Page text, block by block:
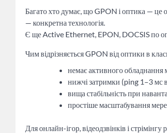
Багато хто думає, що GPON і оптика —
— конкретна технологія.
Є ще Active Ethernet, EPON, DOCSIS по
Чим відрізняється GPON від оптики в
немає активного обладнання
нижчі затримки (ping 1–3 мс
вища стабільність при
простіше масштабування
Для онлайн-ігор, відеодзвінків і